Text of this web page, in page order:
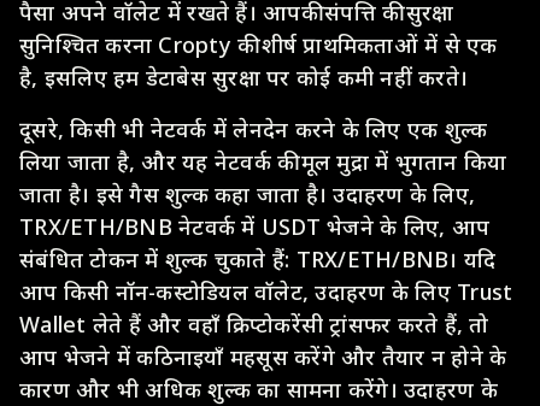
पैसा अपने वॉलेट में रखते हैं। आपकी संपत्ति की सुरक्षा
सुनिश्चित करना Cropty की शीर्ष प्राथमिकताओं में से एक
है, इसलिए हम डेटाबेस सुरक्षा पर कोई कमी नहीं करते।
दूसरे, किसी भी नेटवर्क में लेनदेन करने के लिए एक शुल्क
लिया जाता है, और यह नेटवर्क की मूल मुद्रा में भुगतान किया
जाता है। इसे गैस शुल्क कहा जाता है। उदाहरण के लिए,
TRX/ETH/BNB नेटवर्क में USDT भेजने के लिए, आप
संबंधित टोकन में शुल्क चुकाते हैं: TRX/ETH/BNB। यदि
आप किसी नॉन-कस्टोडियल वॉलेट, उदाहरण के लिए Trust
Wallet लेते हैं और वहाँ क्रिप्टोकरेंसी ट्रांसफर करते हैं, तो
आप भेजने में कठिनाइयाँ महसूस करेंगे और तैयार न होने के
कारण और भी अधिक शुल्क का सामना करेंगे। उदाहरण के